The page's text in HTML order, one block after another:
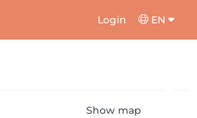
Login EN
Show map